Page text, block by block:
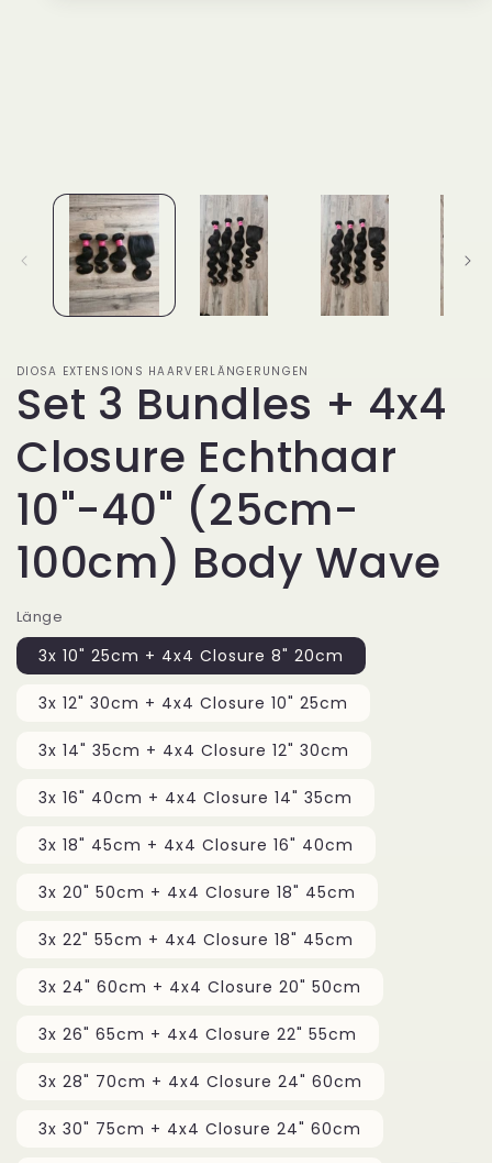
DIOSA EXTENSIONS HAARVERLÄNGERUNGEN
Set 3 Bundles + 4x4
Closure Echthaar
10"-40" (25cm-
100cm) Body Wave
Länge
3x 10" 25cm + 4x4 Closure 8" 20cm
3x 12" 30cm + 4x4 Closure 10" 25cm
3x 14" 35cm + 4x4 Closure 12" 30cm
3x 16" 40cm + 4x4 Closure 14" 35cm
3x 18" 45cm + 4x4 Closure 16" 40cm
3x 20" 50cm + 4x4 Closure 18" 45cm
3x 22" 55cm + 4x4 Closure 18" 45cm
3x 24" 60cm + 4x4 Closure 20" 50cm
3x 26" 65cm + 4x4 Closure 22" 55cm
3x 28" 70cm + 4x4 Closure 24" 60cm
3x 30" 75cm + 4x4 Closure 24" 60cm